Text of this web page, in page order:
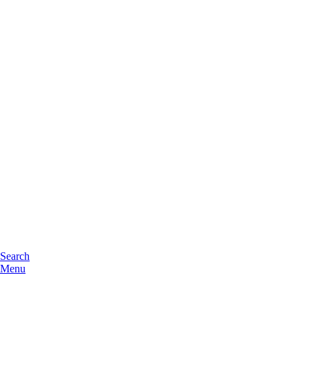
Search
Menu